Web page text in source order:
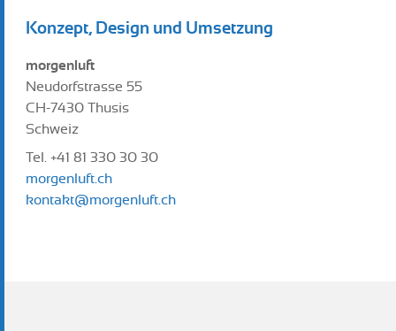
Konzept, Design und Umsetzung
morgenluft
Neudorfstrasse 55
CH-7430 Thusis
Schweiz
Tel. +41 81 330 30 30
morgenluft.ch
kontakt@morgenluft.ch